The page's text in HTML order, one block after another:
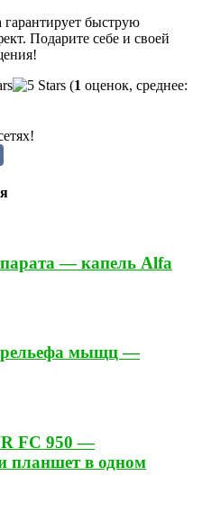
гарантирует быструю
Подарите себе и своей
(1 оценок, среднее:
— капель Alfa
рельефа мыщц —
FC 950 —
планшет в одном